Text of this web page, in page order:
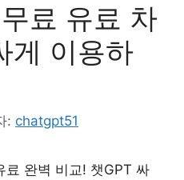
료 유료 차
게 이용하
: chatgpt51
완벽 비교! 챗GPT 싸